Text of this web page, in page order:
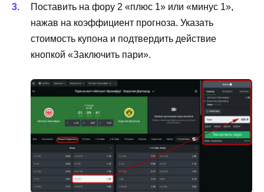
Поставить на фору 2 «плюс 1» или «минус 1»,
нажав на коэффициент прогноза. Указать
стоимость купона и подтвердить действие
кнопкой «Заключить пари».